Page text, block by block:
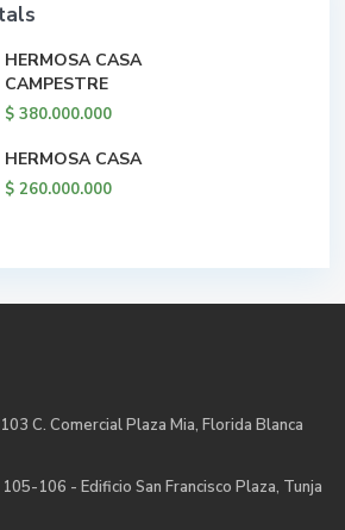
HERMOSA CASA
CAMPESTRE
$ 380.000.000
HERMOSA CASA
$ 260.000.000
C. Comercial Plaza Mia, Florida Blanca
106 - Edificio San Francisco Plaza, Tunja